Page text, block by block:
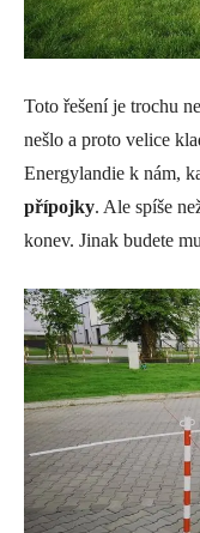
Toto řešení je trochu
nešlo a proto velice
Energylandie k nám,
přípojky. Ale spíše
konev. Jinak budete